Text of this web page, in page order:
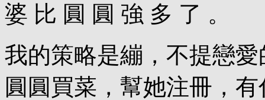
婆 比 圓 圓 強 多 了 。
我的策略是繃，不提戀
圓圓買菜，幫她注冊，